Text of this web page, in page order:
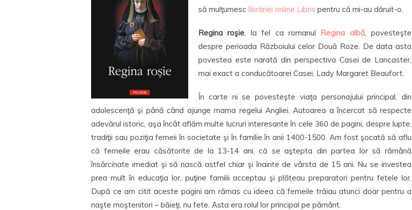
să mulţumesc librăriei online Libris pentru că mi-au dăruit-o.
Regina roşie, la fel ca romanul Regina albă, povesteşte
despre perioada Războiului celor Două Roze. De data asta
povestea este narată din perspectiva Casei de Lancaster,
mai exact a conducătoarei Casei, Lady Margaret Beaufort.
În carte ni se povesteşte viaţa personajului principal, din
adolescenţă şi până când ajunge mama regelui Angliei. Autoarea a încercat să respecte
adevărul istoric, aşa încât aflăm multe lucruri interesante în cele 360 de pagini, despre lupte,
tradiţii sau poziţia femeii în societate şi în familie în anii 1400-1500. Am fost şocată să aflu
că femeile erau căsătorite de la 13-14 ani, că se aştepta din partea lor să rămână
însărcinate imediat şi să nască astfel chiar şi înainte de vârsta de 15 ani. Nu se investea
prea mult în educaţia lor, puţine familii acceptau şi plăteau preparatori pentru fetele lor.
După ce am citit aceste pagini am rămas cu ideea că femeile trăiau atunci doar pentru a
naşte moştenitori – băieţi, nu fete. Asta era rolul lor principal pe pământ.